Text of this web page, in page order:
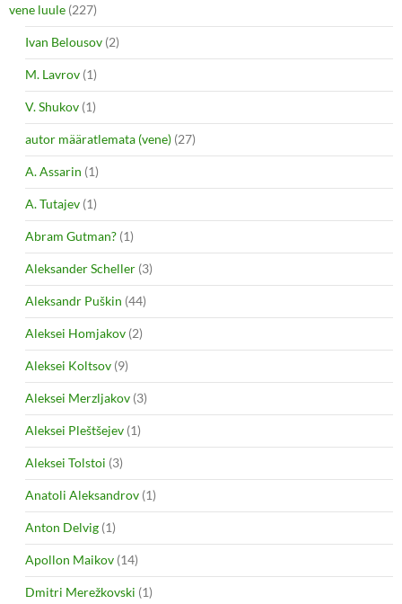
vene luule (227)
Ivan Belousov (2)
M. Lavrov (1)
V. Shukov (1)
autor määratlemata (vene) (27)
A. Assarin (1)
A. Tutajev (1)
Abram Gutman? (1)
Aleksander Scheller (3)
Aleksandr Puškin (44)
Aleksei Homjakov (2)
Aleksei Koltsov (9)
Aleksei Merzljakov (3)
Aleksei Pleštšejev (1)
Aleksei Tolstoi (3)
Anatoli Aleksandrov (1)
Anton Delvig (1)
Apollon Maikov (14)
Dmitri Merežkovski (1)